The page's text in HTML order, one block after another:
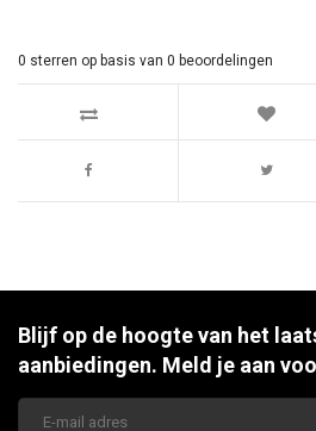
0 sterren op basis van 0 beoordelingen
Blijf op de hoogte van het
aanbiedingen. Meld je aan